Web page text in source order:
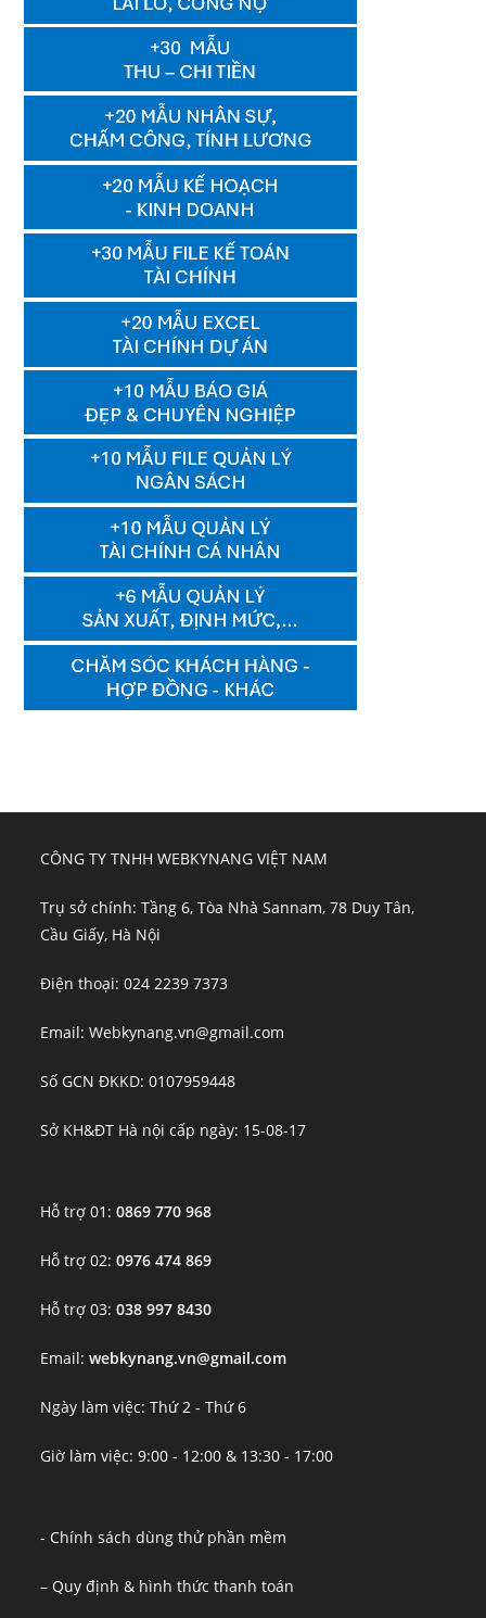
CÔNG TY TNHH WEBKYNANG VIỆT NAM
Trụ sở chính: Tầng 6, Tòa Nhà Sannam, 78 Duy Tân,
Cầu Giấy, Hà Nội
Điện thoại: 024 2239 7373
Email: Webkynang.vn@gmail.com
Số GCN ĐKKD: 0107959448
Sở KH&ĐT Hà nội cấp ngày: 15-08-17
Hỗ trợ 01:0869 770 968
Hỗ trợ 02:0976 474 869
Hỗ trợ 03:038 997 8430
Email:webkynang.vn@gmail.com
Ngày làm việc: Thứ 2 - Thứ 6
Giờ làm việc: 9:00 - 12:00 & 13:30 - 17:00
- Chính sách dùng thử phần mềm
– Quy định & hình thức thanh toán